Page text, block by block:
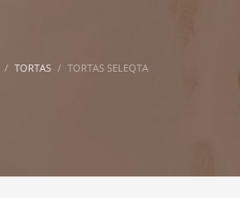
TORTAS TORTAS SELEQTA